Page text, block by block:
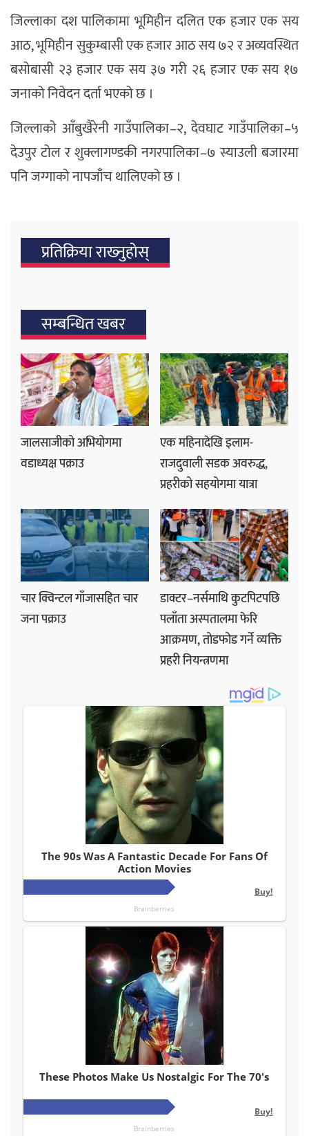
जिल्लाका दश पालिकामा भूमिहीन दलित एक हजार एक सय
आठ, भूमिहीन सुकुम्बासी एक हजार आठ सय ७२ र अव्यवस्थित
बसोबासी २३ हजार एक सय ३७ गरी २६ हजार एक सय १७
जनाको निवेदन दर्ता भएको छ ।
जिल्लाको आँबुखैरेनी गाउँपालिका–२, देवघाट गाउँपालिका–५
देउपुर टोल र शुक्लागण्डकी नगरपालिका–७ स्याउली बजारमा
पनि जग्गाको नापजाँच थालिएको छ ।
प्रतिक्रिया राख्‍नुहोस्
सम्बन्धित खबर
जालसाजीको अभियोगमा
वडाध्यक्ष पक्राउ
एक महिनादेखि इलाम-
राजदुवाली सडक अवरुद्ध,
प्रहरीको सहयोगमा यात्रा
चार क्विन्टल गाँजासहित चार
जना पक्राउ
डाक्टर–नर्समाथि कुटपिटपछि
पलाँता अस्पतालमा फेरि
आक्रमण, तोडफोड गर्ने व्यक्ति
प्रहरी नियन्त्रणमा